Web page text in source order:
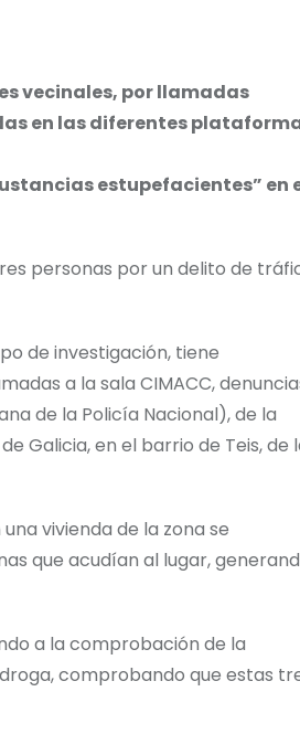
vecinales, por llamadas
en las diferentes
estupefacientes” en
personas por un delito de
de investigación, tiene
a la sala CIMACC,
de la Policía Nacional), de la
Galicia, en el barrio de Teis, de
vivienda de la zona se
que acudían al lugar,
a la comprobación de la
comprobando que estas